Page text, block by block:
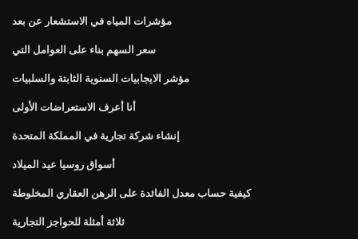
مؤشرات المياه في الاستشعار عن بعد
سعر السهم بناء على العوامل التي
مؤشر الايجابيات السنوية الثابتة والسلبيات
أنا أعرف الاستعراضات الأولى
إنشاء شركة تجارية في المملكة المتحدة
أسواق روسيا عيد الميلاد
كيفية حساب معدل الفائدة على الرهن العقاري المخلوطة
ثلاثة أمثلة للحواجز التجارية